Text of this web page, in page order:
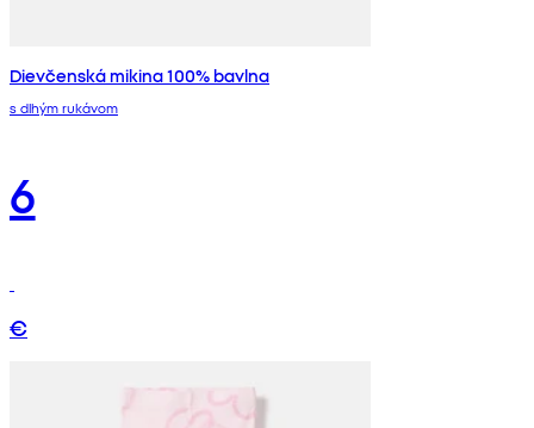
Dievčenská mikina 100% bavlna
s dlhým rukávom
6
€